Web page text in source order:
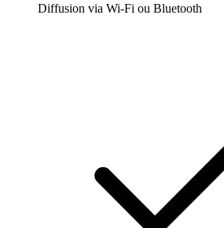
Diffusion via Wi-Fi ou Bluetooth